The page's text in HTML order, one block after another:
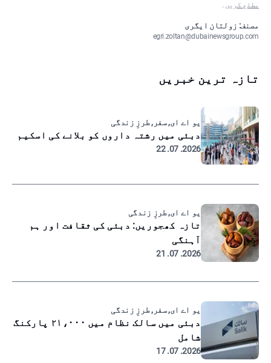
مطلع کریں ۔
مصنف: زولتان ایگری
egri.zoltan@dubainewsgroup.com
تازہ ترین خبریں
یو اے ای, سفر, طرزِ زندگی
دبئی میں رشتہ داروں کو بلانے کی اسکیم
2026. 07. 22
یو اے ای, طرزِ زندگی
تازہ کھجوریں: دبئی کی ثقافت اور ہم
آہنگی
2026. 07. 21
یو اے ای, سفر, طرزِ زندگی
دبئی میں سالک نظام میں ۲۱،۰۰۰ پارکنگ
شامل
2026. 07. 17